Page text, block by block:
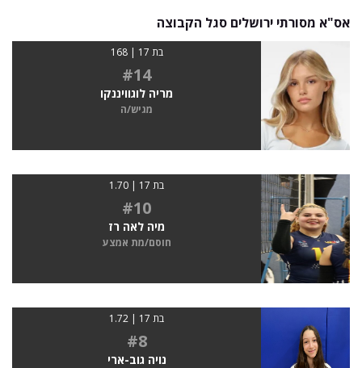
אס"א מסורתי ירושלים סגל הקבוצה
בת 17 | 168
#14
מריה לוגוויננקו
מגיש/ה
בת 17 | 1.70
#10
מיה לאה רז
חוסם/מת אמצע
בת 17 | 1.72
#8
נויה גוב-ארי